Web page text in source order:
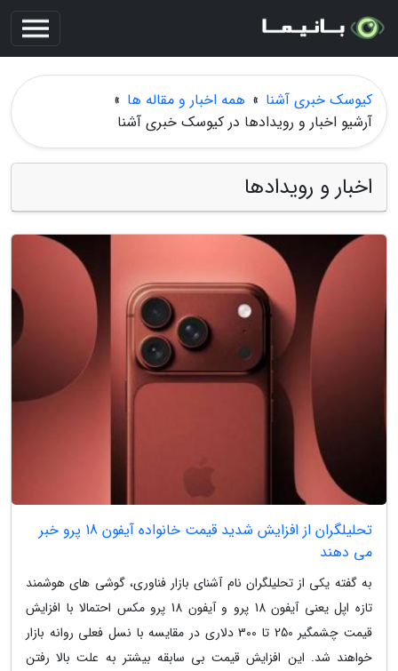
کیوسک خبری آشنا » همه اخبار و مقاله ها »
آرشیو اخبار و رویدادها در کیوسک خبری آشنا
اخبار و رویدادها
تحلیلگران از افزایش شدید قیمت خانواده آیفون 18 پرو خبر
می دهند
به گفته یکی از تحلیلگران نام آشنای بازار فناوری، گوشی های هوشمند
تازه اپل یعنی آیفون 18 پرو و آیفون 18 پرو مکس احتمالا با افزایش
قیمت چشمگیر 250 تا 300 دلاری در مقایسه با نسل فعلی روانه بازار
خواهند شد. این افزایش قیمت بی سابقه بیشتر به علت بالا رفتن